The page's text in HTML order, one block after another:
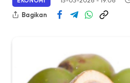
Bagikan